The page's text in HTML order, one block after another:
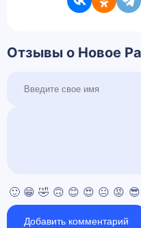
Отзывы о Новое
🙂 😁 🤣 🙃 😊 😍 😐 😡 😎
Добавить комментарий